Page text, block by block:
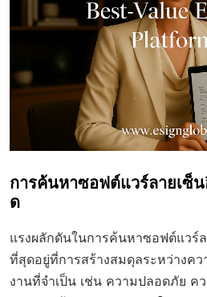
การค้นหาซอฟต์แวร์ลายเซ็
ด
แรงผลักดันในการค้นหาซอฟต์แวร์
ที่สุดอยู่ที่การสร้างสมดุลระหว่างค
งานที่จำเป็น เช่น ความปลอดภัย ค